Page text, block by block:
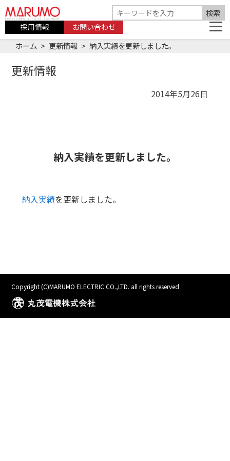
採用情報 お問い合わせ
ホーム 更新情報 納入実績を更新しました。
更新情報
2014年5月26日
納入実績を更新しました。
納入実績を更新しました。
Copyright (C)MARUMO ELECTRIC CO.,LTD. all rights reserved